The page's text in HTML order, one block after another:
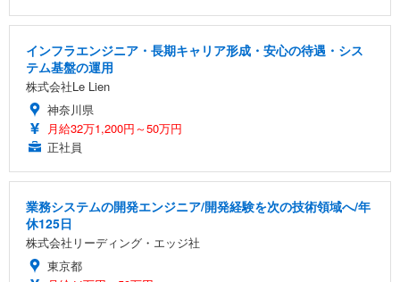
インフラエンジニア・長期キャリア形成・安心の待遇・シス
テム基盤の運用
株式会社Le Lien
神奈川県
月給32万1,200円～50万円
正社員
業務システムの開発エンジニア/開発経験を次の技術領域へ/年
休125日
株式会社リーディング・エッジ社
東京都